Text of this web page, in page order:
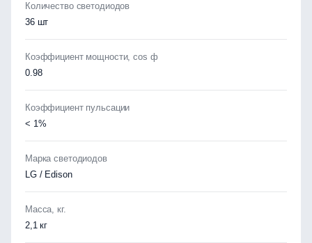
Количество светодиодов
36 шт
Коэффициент мощности, cos ф
0.98
Коэффициент пульсации
< 1%
Марка светодиодов
LG / Edison
Масса, кг.
2,1 кг